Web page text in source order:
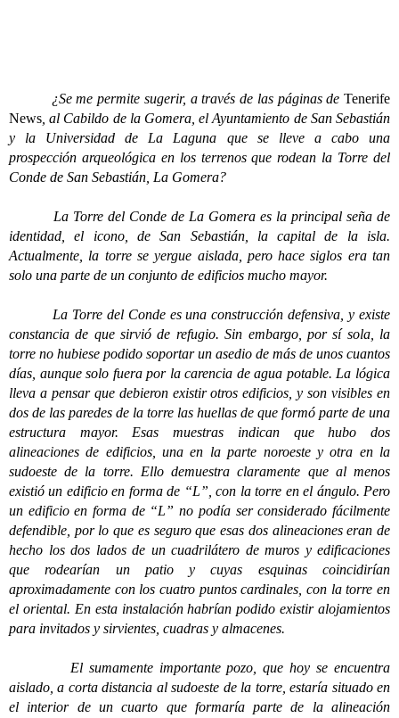
¿Se me permite sugerir, a través de las páginas de Tenerife
News , al Cabildo de la Gomera, el Ayuntamiento de San Sebastián
y la Universidad de La Laguna que se lleve a cabo una
prospección arqueológica en los terrenos que rodean la Torre del
Conde de San Sebastián, La Gomera?
La Torre del Conde de La Gomera es la principal seña de
identidad, el icono, de San Sebastián, la capital de la isla.
Actualmente, la torre se yergue aislada, pero hace siglos era tan
solo una parte de un conjunto de edificios mucho mayor.
La Torre del Conde es una construcción defensiva, y existe
constancia de que sirvió de refugio. Sin embargo, por sí sola, la
torre no hubiese podido soportar un asedio de más de unos cuantos
días, aunque solo fuera por la carencia de agua potable. La lógica
lleva a pensar que debieron existir otros edificios, y son visibles en
dos de las paredes de la torre las huellas de que formó parte de una
estructura mayor. Esas muestras indican que hubo dos
alineaciones de edificios, una en la parte noroeste y otra en la
sudoeste de la torre. Ello demuestra claramente que al menos
existió un edificio en forma de “L”, con la torre en el ángulo. Pero
un edificio en forma de “L” no podía ser considerado fácilmente
defendible, por lo que es seguro que esas dos alineaciones eran de
hecho los dos lados de un cuadrilátero de muros y edificaciones
que rodearían un patio y cuyas esquinas coincidirían
aproximadamente con los cuatro puntos cardinales, con la torre en
el oriental. En esta instalación habrían podido existir alojamientos
para invitados y sirvientes, cuadras y almacenes.
El sumamente importante pozo, que hoy se encuentra
aislado, a corta distancia al sudoeste de la torre, estaría situado en
el interior de un cuarto que formaría parte de la alineación